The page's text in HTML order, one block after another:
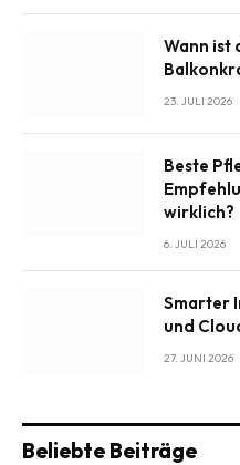
Wann ist
23. JULI 2026
Beste
wirklich?
6. JULI 2026
Smarter
und
27. JUNI 2026
Beliebte Beiträge